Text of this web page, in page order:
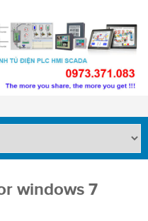
windows 7